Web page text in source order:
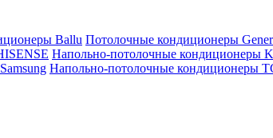
Ballu Потолочные кондиционеры
Напольно-потолочные кондиционеры
Напольно-потолочные кондиционеры